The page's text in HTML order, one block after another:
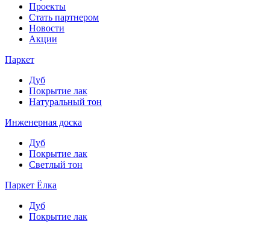
Проекты
Стать партнером
Новости
Акции
Паркет
Дуб
Покрытие лак
Натуральный тон
Инженерная доска
Дуб
Покрытие лак
Светлый тон
Паркет Ёлка
Дуб
Покрытие лак